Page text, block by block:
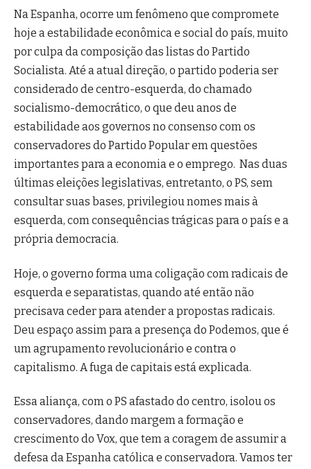
Na Espanha, ocorre um fenômeno que compromete
hoje a estabilidade econômica e social do país, muito
por culpa da composição das listas do Partido
Socialista. Até a atual direção, o partido poderia ser
considerado de centro-esquerda, do chamado
socialismo-democrático, o que deu anos de
estabilidade aos governos no consenso com os
conservadores do Partido Popular em questões
importantes para a economia e o emprego. Nas duas
últimas eleições legislativas, entretanto, o PS, sem
consultar suas bases, privilegiou nomes mais à
esquerda, com consequências trágicas para o país e a
própria democracia.
Hoje, o governo forma uma coligação com radicais de
esquerda e separatistas, quando até então não
precisava ceder para atender a propostas radicais.
Deu espaço assim para a presença do Podemos, que é
um agrupamento revolucionário e contra o
capitalismo. A fuga de capitais está explicada.
Essa aliança, com o PS afastado do centro, isolou os
conservadores, dando margem a formação e
crescimento do Vox, que tem a coragem de assumir a
defesa da Espanha católica e conservadora. Vamos ter